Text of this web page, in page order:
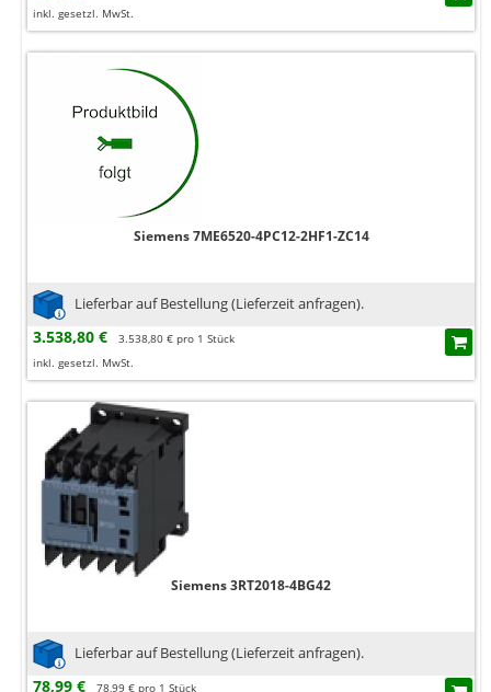
inkl. gesetzl. MwSt.
Siemens 7ME6520-4PC12-2HF1-ZC14
Lieferbar auf Bestellung (Lieferzeit anfragen).
3.538,80 €
3.538,80 € pro 1 Stück
inkl. gesetzl. MwSt.
Siemens 3RT2018-4BG42
Lieferbar auf Bestellung (Lieferzeit anfragen).
78,99 €
78,99 € pro 1 Stück